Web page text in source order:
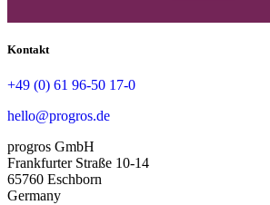
Kontakt
+49 (0) 61 96-50 17-0
hello@progros.de
progros GmbH
Frankfurter Straße 10-14
65760 Eschborn
Germany